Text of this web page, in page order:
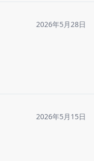
2026年5月28日
2026年5月15日